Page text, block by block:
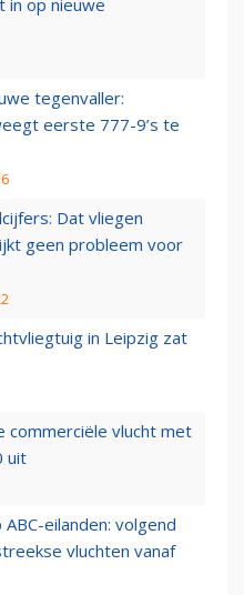
in op nieuwe
tegenvaller:
eerste 777-9’s te
Dat vliegen
geen probleem voor
in Leipzig zat
commerciële vlucht met
uit
eilanden: volgend
vluchten vanaf